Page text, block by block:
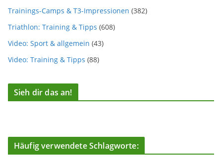
Trainings-Camps & T3-Impressionen (382)
Triathlon: Training & Tipps (608)
Video: Sport & allgemein (43)
Video: Training & Tipps (88)
Sieh dir das an!
Häufig verwendete Schlagworte: